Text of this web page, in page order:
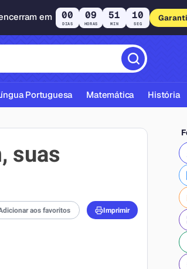
em 00
DIAS
09
HORAS
51
MIN
09
SEG
Portuguesa Matemática História
suas
aos favoritos Imprimir